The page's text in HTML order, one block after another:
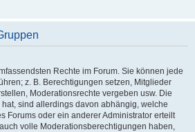
Rechte im Forum. Sie können jede
z. B. Berechtigungen setzen, Mitglieder
Moderationsrechte vergeben usw. Die
sind allerdings davon abhängig, welche
Forums oder ein anderer Administrator erteilt
volle Moderationsberechtigungen haben,